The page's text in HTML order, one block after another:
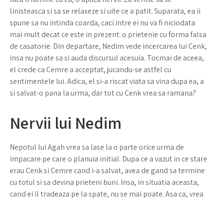
linisteasca si sa se relaxeze si uite ce a patit. Suparata, ea ii
spune sa nu intinda coarda, caci intre ei nu va fi niciodata
mai mult decat ce este in prezent: o prietenie cu forma falsa
de casatorie. Din departare, Nedim vede incercarea lui Cenk,
insa nu poate sa si auda discursul acesuia. Tocmai de aceea,
el crede ca Cemre a acceptat, jucandu-se astfel cu
sentimentele lui. Adica, el si-a riscat viata sa vina dupa ea, a
si salvat-o pana la urma, dar tot cu Cenk vrea sa ramana?
Nervii lui Nedim
Nepotul lui Agah vrea sa lase la o parte orice urma de
impacare pe care o planuia initial. Dupa ce a vazut in ce stare
erau Cenk si Cemre cand i-a salvat, avea de gand sa termine
cu totul si sa devina prieteni buni. Insa, in situatia aceasta,
cand ei il tradeaza pe la spate, nu se mai poate. Asa ca, vrea